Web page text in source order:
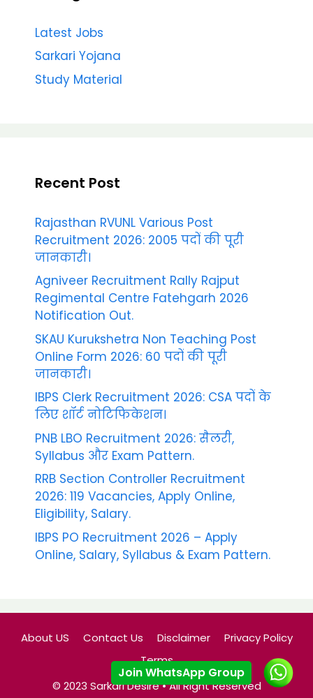
Latest Jobs
Sarkari Yojana
Study Material
Recent Post
Rajasthan RVUNL Various Post
Recruitment 2026: 2005 पदों की पूरी
जानकारी।
Agniveer Recruitment Rally Rajput
Regimental Centre Fatehgarh 2026
Notification Out.
SKAU Kurukshetra Non Teaching Post
Online Form 2026: 60 पदों की पूरी
जानकारी।
IBPS Clerk Recruitment 2026: CSA पदों के
लिए शॉर्ट नोटिफिकेशन।
PNB LBO Recruitment 2026: सैलरी,
Syllabus और Exam Pattern.
RRB Section Controller Recruitment
2026: 119 Vacancies, Apply Online,
Eligibility, Salary.
IBPS PO Recruitment 2026 – Apply
Online, Salary, Syllabus & Exam Pattern.
About US Contact Us Disclaimer
Privacy Policy
Terms
© 2023 Sarkari Desire • All Right Reserved
Join WhatsApp Group